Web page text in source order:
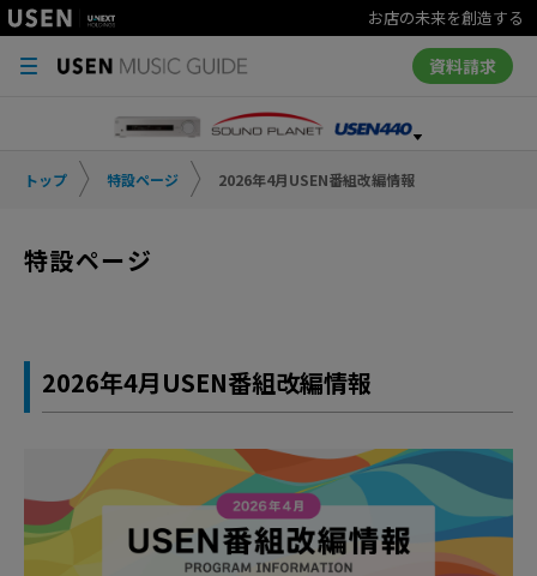
お店の未来を創造する
資料請求
トップ 特設ページ 2026年4月USEN番組改編情報
特設ページ
2026年4月USEN番組改編情報